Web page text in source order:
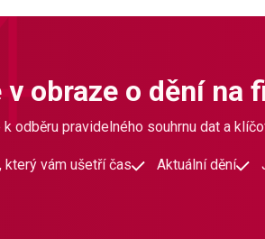
v obraze o dění na
odběru pravidelného souhrnu dat a
který vám ušetří čas Aktuální dění